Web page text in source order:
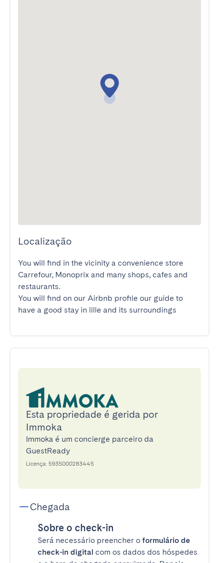
Localização
You will find in the vicinity a convenience store
Carrefour, Monoprix and many shops, cafes and
restaurants.
You will find on our Airbnb profile our guide to
have a good stay in lille and its surroundings
Esta propriedade é gerida por
Immoka
Immoka é um concierge parceiro da
GuestReady
Licença: 5935000283445
Chegada
Sobre o check-in
Será necessário preencher o formulário de
check-in digital com os dados dos hóspedes